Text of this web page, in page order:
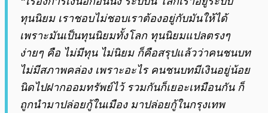
ทุนนิยม เราชอบไม่ชอบเราต้องอยู่กับมันให้ได้
เพราะมันเป็นทุนนิยมทั้งโลก ทุนนิยมแปลตรงๆ
ง่ายๆ คือ ไม่มีทุน ไม่นิยม ก็คือสรุปแล้วว่าคนชนบท
ไม่มีสภาพคล่อง เพราะอะไร คนชนบทมีเงินอยู่น้อย
นิดไปฝากออมทรัพย์ไว้ รวมกันก็เยอะเหมือนกัน ก็
ถูกนำมาปล่อยกู้ในเมือง มาปล่อยกู้ในกรุงเทพ